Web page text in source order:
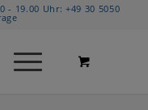
- 19.00 Uhr:+49 30 5050